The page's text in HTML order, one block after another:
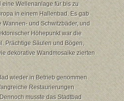
eine Wellenanlage für bis zu
in einem Hallenbad. Es gab
und Schwitzbäder, und
Höhepunkt war die
Prächtige Säulen und Bögen,
dekorative Wandmosaike zierten
wieder in Betrieb genommen
Restaurierungen
musste das Stadtbad